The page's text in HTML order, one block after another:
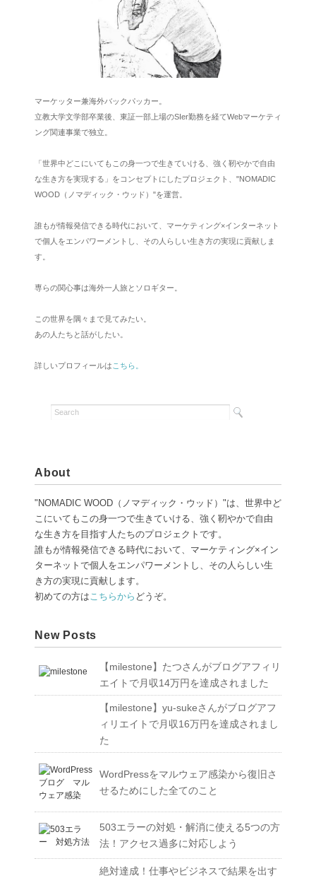
マーケッター兼海外バックパッカー。
立教大学文学部卒業後、東証一部上場のSIer勤務を経てWebマーケティ
ング関連事業で独立。
「世界中どこにいてもこの身一つで生きていける、強く靭やかで自由
な生き方を実現する」をコンセプトにしたプロジェクト、"NOMADIC
WOOD（ノマディック・ウッド）"を運営。
誰もが情報発信できる時代において、マーケティング×インターネット
で個人をエンパワーメントし、その人らしい生き方の実現に貢献しま
す。
専らの関心事は海外一人旅とソロギター。
この世界を隅々まで見てみたい。
あの人たちと話がしたい。
詳しいプロフィールは こちら。
About
"NOMADIC WOOD（ノマディック・ウッド）"は、世界中ど
こにいてもこの身一つで生きていける、強く靭やかで自由
な生き方を目指す人たちのプロジェクトです。
誰もが情報発信できる時代において、マーケティング×イン
ターネットで個人をエンパワーメントし、その人らしい生
き方の実現に貢献します。
初めての方はこちらから どうぞ。
New Posts
【milestone】たつさんがブログアフィリ
エイトで月収14万円を達成されました
【milestone】yu-sukeさんがブログアフ
ィリエイトで月収16万円を達成されまし
た
WordPressをマルウェア感染から復旧さ
せるためにした全てのこと
503エラーの対処・解消に使える5つの方
法！アクセス過多に対応しよう
絶対達成！仕事やビジネスで結果を出す